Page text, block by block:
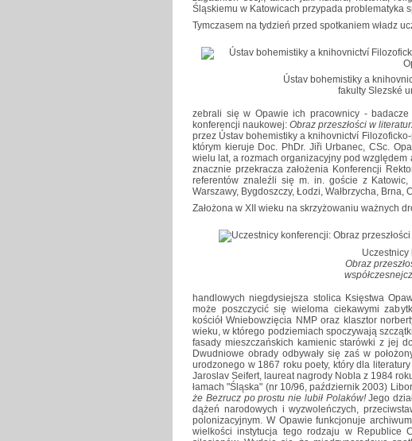
Śląskiemu w Katowicach przypada problematyka
Tymczasem na tydzień przed spotkaniem władz
Ústav bohemistiky a
fakulty Slezské
zebrali się w Opawie ich pracownicy -
konferencji naukowej: Obraz przeszłości w
przez Ústav bohemistiky a knihovnictví
którym kieruje Doc. PhDr. Jiři Urbanec, CSc.
wielu lat, a rozmach organizacyjny pod
znacznie przekracza założenia Konferencji
referentów znaleźli się m. in. goście z Katowic,
Warszawy, Bygdoszczy, Łodzi, Wałbrzycha, Brna,
Założona w XII wieku na skrzyżowaniu ważnych
Uczestnicy
Obraz
handlowych niegdysiejsza stolica Księstwa
może poszczycić się wieloma ciekawymi
kościół Wniebowzięcia NMP oraz klasztor
wieku, w którego podziemiach spoczywają
fasady mieszczańskich kamienic starówki z jej
Dwudniowe obrady odbywały się zaś w
urodzonego w 1867 roku poety, który dla
Jaroslav Seifert, laureat nagrody Nobla z 1984
łamach "Śląska" (nr 10/96, październik 2003)
że Bezrucz po prostu nie lubił Polaków!Jego
dążeń narodowych i wyzwoleńczych,
polonizacyjnym. W Opawie funkcjonuje
wielkości instytucja tego rodzaju w Republice